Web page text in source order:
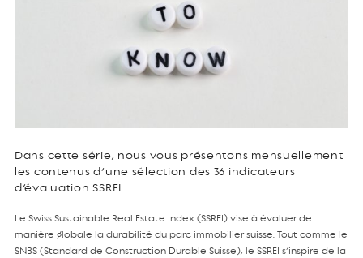
Dans cette série, nous vous présentons mensuellement
les contenus d’une sélection des 36 indicateurs
d’évaluation SSREI.
Le Swiss Sustainable Real Estate Index (SSREI) vise à évaluer de
manière globale la durabilité du parc immobilier suisse. Tout comme le
SNBS (Standard de Construction Durable Suisse), le SSREI s’inspire de la